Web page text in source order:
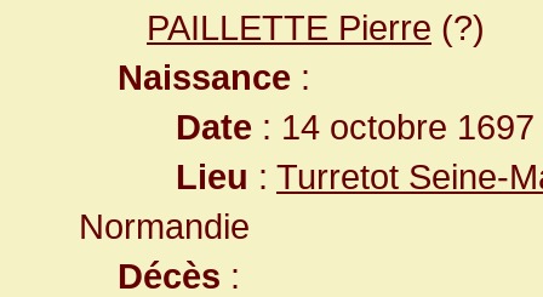
PAILLETTE Pierre (?)
Naissance :
Date : 14 octobre 1697
Lieu : Turretot Seine-
Normandie
Décès :